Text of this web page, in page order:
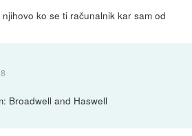
ko se ti računalnik kar sam od
Broadwell and Haswell